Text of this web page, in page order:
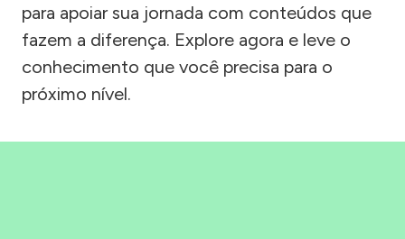
para apoiar sua jornada com conteúdos que
fazem a diferença. Explore agora e leve o
conhecimento que você precisa para o
próximo nível.